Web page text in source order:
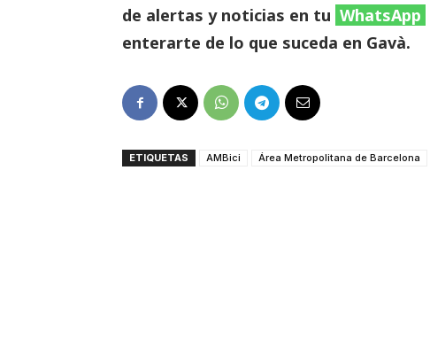
de alertas y noticias en tu WhatsApp
enterarte de lo que suceda en Gavà.
ETIQUETAS AMBici Área Metropolitana de Barcelona